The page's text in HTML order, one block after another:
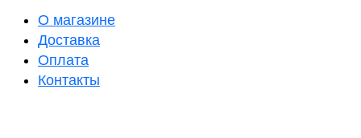
О магазине
Доставка
Оплата
Контакты